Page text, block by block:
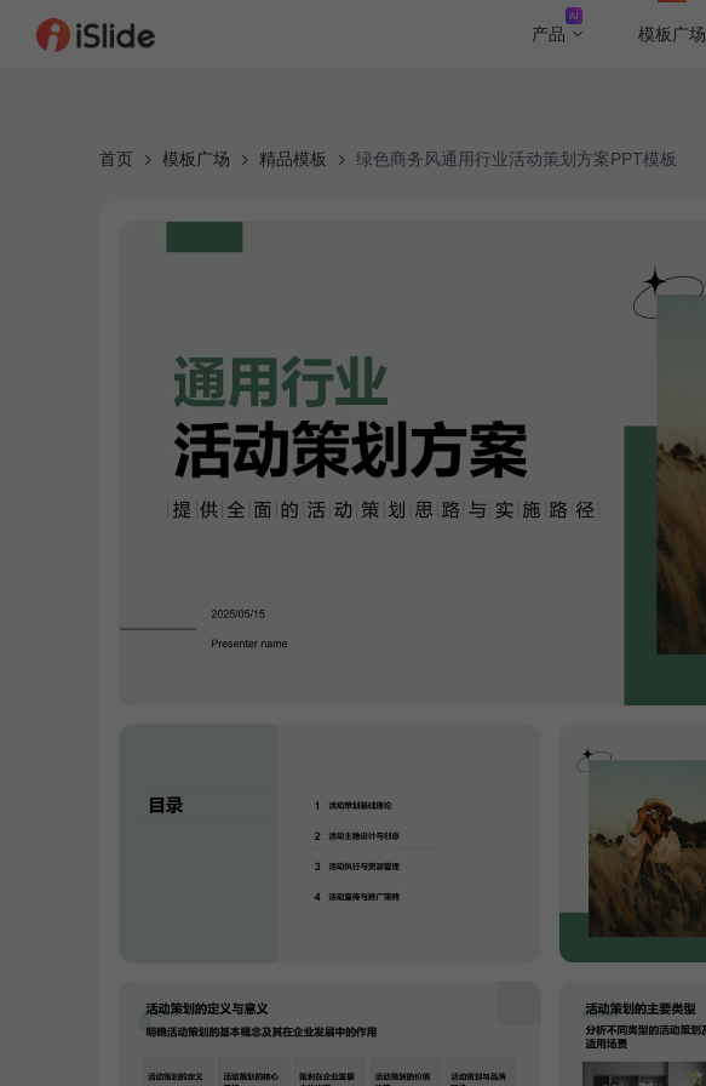
产品 模板广场
首页 模板广场 精品模板 绿色商务风通用行业活动策划方案PPT模板